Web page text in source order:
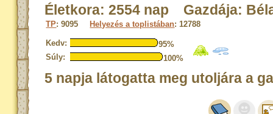
Életkora: 2554 nap Gazdája:
TP: 9095 Helyezés a toplistában: 12788
Kedv:
95%
Súly:
100%
5 napja látogatta meg utoljára a